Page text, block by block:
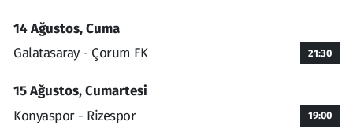
14 Ağustos, Cuma
Galatasaray - Çorum FK
21:30
15 Ağustos, Cumartesi
Konyaspor - Rizespor
19:00